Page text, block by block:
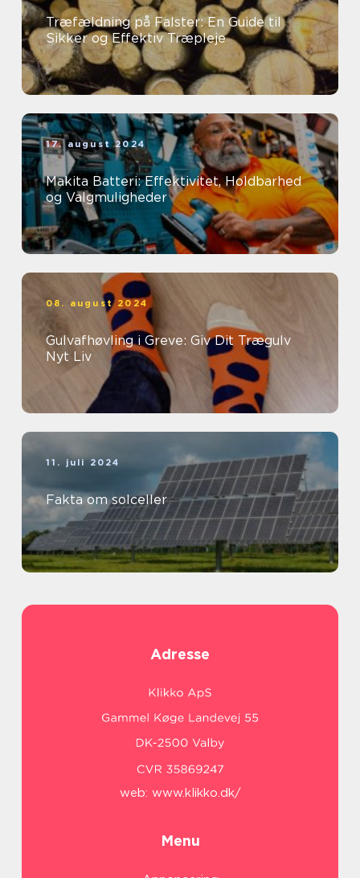
Træfældning på Falster: En Guide til
Sikker og Effektiv Træpleje
17. august 2024
Makita Batteri: Effektivitet, Holdbarhed
og Valgmuligheder
08. august 2024
Gulvafhøvling i Greve: Giv Dit Trægulv
Nyt Liv
11. juli 2024
Fakta om solceller
Adresse
web: www.klikko.dk/
Menu